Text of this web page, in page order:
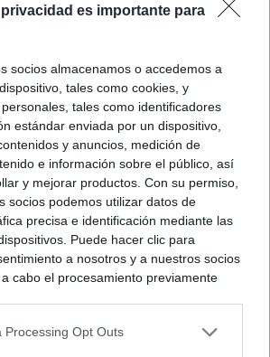
es importante para
socios almacenamos o accedemos a
tales como cookies, y
tales como identificadores
estándar enviada por un dispositivo,
y anuncios, medición de
e información sobre el público, así
y mejorar productos. Con su permiso,
socios podemos utilizar datos de
precisa e identificación mediante las
Puede hacer clic para
a nosotros y a nuestros socios
cabo el procesamiento previamente
Tenga en cuenta que algún
Processing Opt Outs